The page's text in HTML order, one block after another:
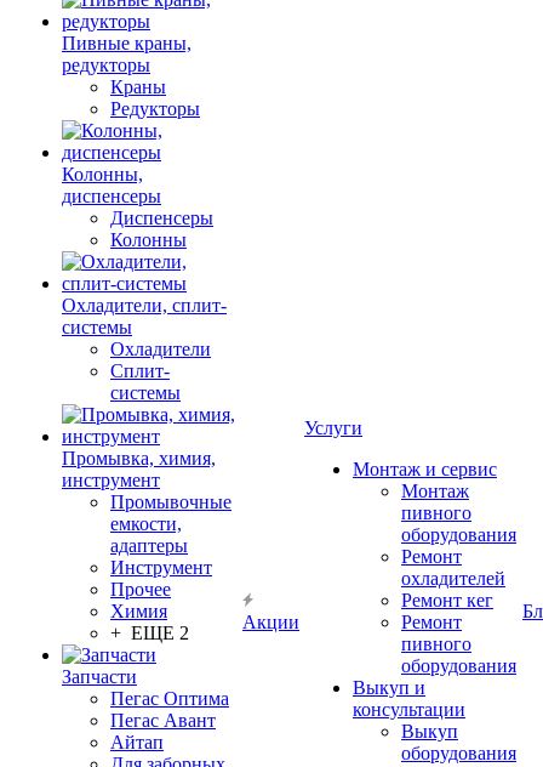
Пивные краны,
редукторы
Краны
Редукторы
Колонны,
диспенсеры
Диспенсеры
Колонны
Охладители, сплит-
системы
Охладители
Сплит-
системы
Промывка, химия,
инструмент
Промывочные
емкости,
адаптеры
Инструмент
Прочее
Химия
+ ЕЩЕ 2
Запчасти
Пегас Оптима
Пегас Авант
Айтап
Акции
Услуги
Монтаж и сервис
Монтаж
пивного
оборудования
Ремонт
охладителей
Ремонт кег
Ремонт
пивного
оборудования
Выкуп и
консультации
Выкуп
оборудования